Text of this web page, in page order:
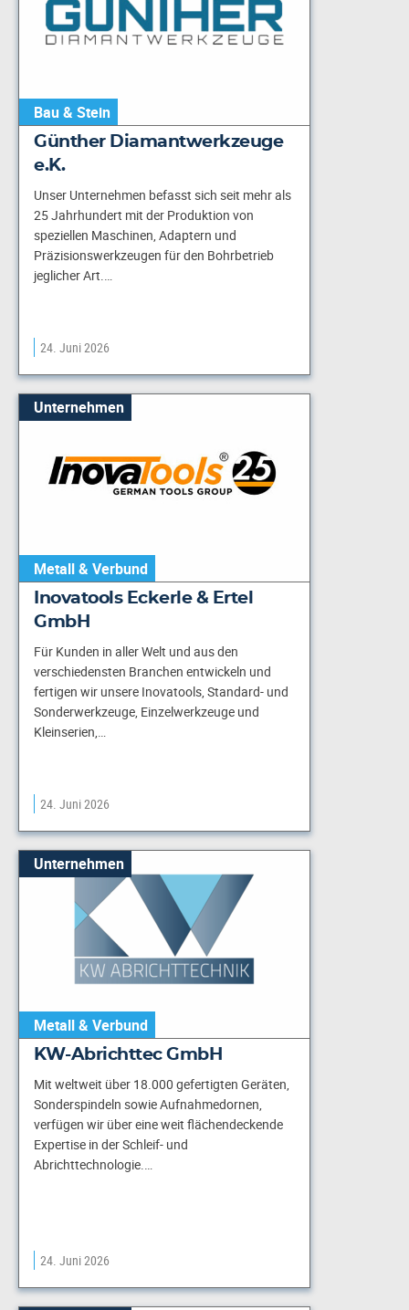
Bau & Stein
Günther Diamantwerkzeuge
e.K.
Unser Unternehmen befasst sich seit mehr als
25 Jahrhundert mit der Produktion von
speziellen Maschinen, Adaptern und
Präzisionswerkzeugen für den Bohrbetrieb
jeglicher Art.…
24. Juni 2026
Unternehmen
Metall & Verbund
Inovatools Eckerle & Ertel
GmbH
Für Kunden in aller Welt und aus den
verschiedensten Branchen entwickeln und
fertigen wir unsere Inovatools, Standard- und
Sonderwerkzeuge, Einzelwerkzeuge und
Kleinserien,…
24. Juni 2026
Unternehmen
Metall & Verbund
KW-Abrichttec GmbH
Mit weltweit über 18.000 gefertigten Geräten,
Sonderspindeln sowie Aufnahmedornen,
verfügen wir über eine weit flächendeckende
Expertise in der Schleif- und
Abrichttechnologie.…
24. Juni 2026